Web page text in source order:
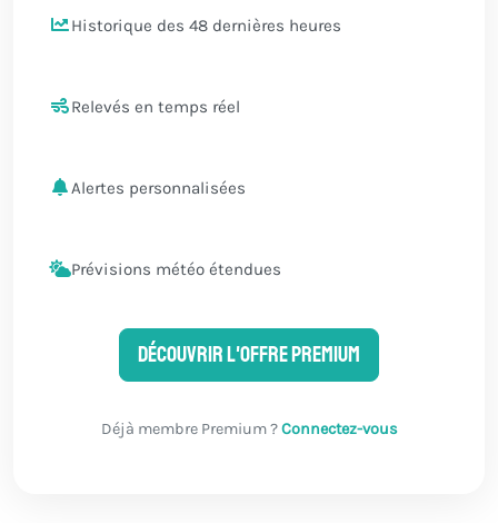
Historique des 48 dernières heures
Relevés en temps réel
Alertes personnalisées
Prévisions météo étendues
Découvrir l'offre Premium
Déjà membre Premium ?Connectez-vous